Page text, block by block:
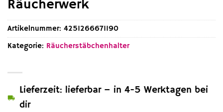
Räucherwerk
Lieferzeit: lieferbar – in 4-5 Werktagen bei
dir
Artikelnummer: 4251266671190
Kategorie: Räucherstäbchenhalter